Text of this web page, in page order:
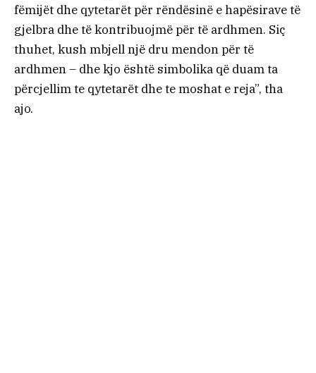
fëmijët dhe qytetarët për rëndësinë e hapësirave të
gjelbra dhe të kontribuojmë për të ardhmen. Siç
thuhet, kush mbjell një dru mendon për të
ardhmen – dhe kjo është simbolika që duam ta
përcjellim te qytetarët dhe te moshat e reja”, tha
ajo.